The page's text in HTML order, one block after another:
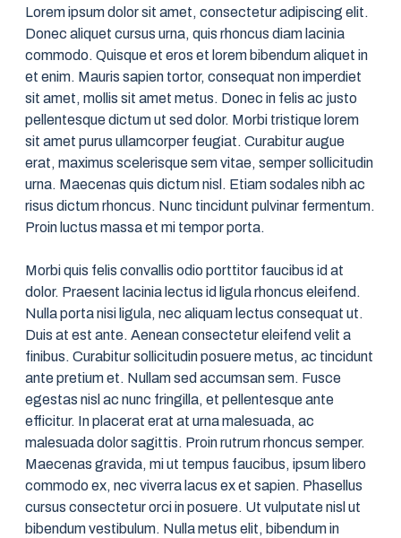
Lorem ipsum dolor sit amet, consectetur adipiscing elit.
Donec aliquet cursus urna, quis rhoncus diam lacinia
commodo. Quisque et eros et lorem bibendum aliquet in
et enim. Mauris sapien tortor, consequat non imperdiet
sit amet, mollis sit amet metus. Donec in felis ac justo
pellentesque dictum ut sed dolor. Morbi tristique lorem
sit amet purus ullamcorper feugiat. Curabitur augue
erat, maximus scelerisque sem vitae, semper sollicitudin
urna. Maecenas quis dictum nisl. Etiam sodales nibh ac
risus dictum rhoncus. Nunc tincidunt pulvinar fermentum.
Proin luctus massa et mi tempor porta.
Morbi quis felis convallis odio porttitor faucibus id at
dolor. Praesent lacinia lectus id ligula rhoncus eleifend.
Nulla porta nisi ligula, nec aliquam lectus consequat ut.
Duis at est ante. Aenean consectetur eleifend velit a
finibus. Curabitur sollicitudin posuere metus, ac tincidunt
ante pretium et. Nullam sed accumsan sem. Fusce
egestas nisl ac nunc fringilla, et pellentesque ante
efficitur. In placerat erat at urna malesuada, ac
malesuada dolor sagittis. Proin rutrum rhoncus semper.
Maecenas gravida, mi ut tempus faucibus, ipsum libero
commodo ex, nec viverra lacus ex et sapien. Phasellus
cursus consectetur orci in posuere. Ut vulputate nisl ut
bibendum vestibulum. Nulla metus elit, bibendum in